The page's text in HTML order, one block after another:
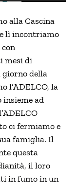
alla Cascina
lì incontriamo
mesi di
giorno della
l’ADELCO, la
insieme ad
ci fermiamo e
famiglia. Il
questa
il loro
in fumo in un